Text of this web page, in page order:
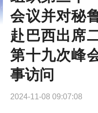
会议并对秘
赴巴西出席
第十九次峰
事访问
2024-11-08 09:07:08